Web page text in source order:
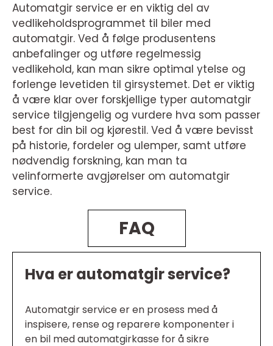
Automatgir service er en viktig del av
vedlikeholdsprogrammet til biler med
automatgir. Ved å følge produsentens
anbefalinger og utføre regelmessig
vedlikehold, kan man sikre optimal ytelse og
forlenge levetiden til girsystemet. Det er viktig
å være klar over forskjellige typer automatgir
service tilgjengelig og vurdere hva som passer
best for din bil og kjørestil. Ved å være bevisst
på historie, fordeler og ulemper, samt utføre
nødvendig forskning, kan man ta
velinformerte avgjørelser om automatgir
service.
FAQ
Hva er automatgir service?
Automatgir service er en prosess med å
inspisere, rense og reparere komponenter i
en bil med automatgirkasse for å sikre